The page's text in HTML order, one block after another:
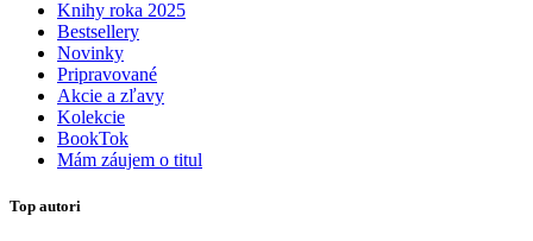
Knihy roka 2025
Bestsellery
Novinky
Pripravované
Akcie a zľavy
Kolekcie
BookTok
Mám záujem o titul
Top autori